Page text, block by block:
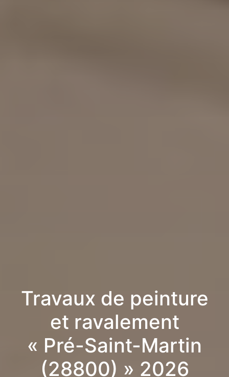
Travaux de peinture
et ravalement
« Pré-Saint-Martin
(28800) » 2026